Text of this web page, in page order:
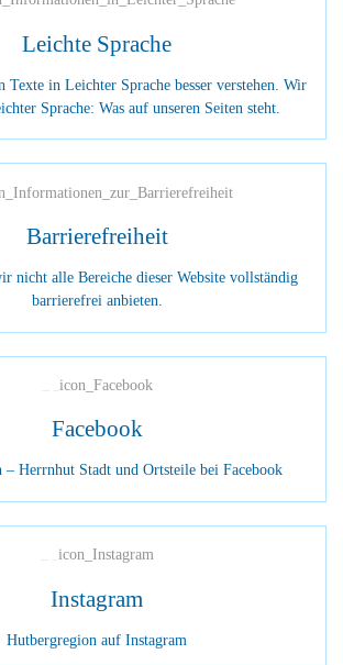
Leichte Sprache
Texte in Leichter Sprache besser verstehen. Wir
Sprache: Was auf unseren Seiten steht.
Barriere­freiheit
nicht alle Bereiche dieser Website vollständig
barrierefrei anbieten.
Facebook
– Herrnhut Stadt und Ortsteile bei Facebook
Instagram
Hutbergregion auf Instagram